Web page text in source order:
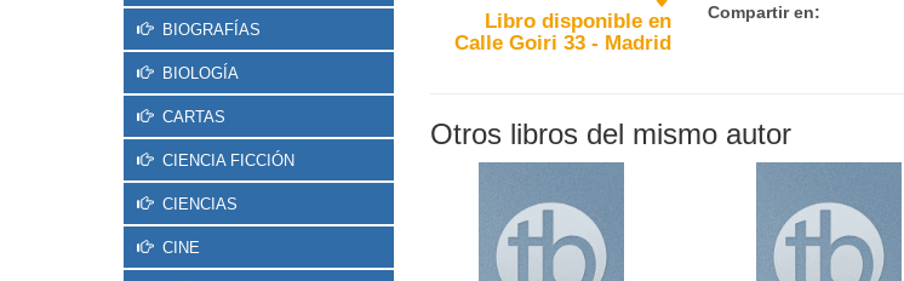
BIOGRAFÍAS
BIOLOGÍA
CARTAS
CIENCIA FICCIÓN
CIENCIAS
CINE
Libro disponible en
Calle Goiri 33 - Madrid
Compartir en:
Otros libros del mismo autor